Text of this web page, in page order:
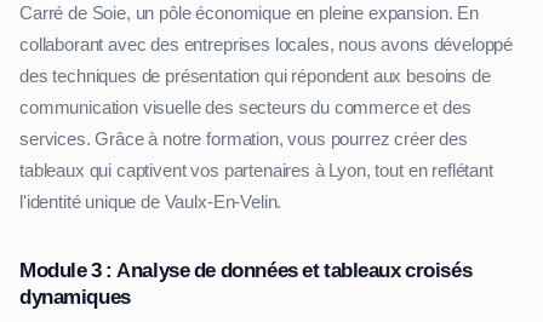
Carré de Soie, un pôle économique en pleine expansion. En
collaborant avec des entreprises locales, nous avons développé
des techniques de présentation qui répondent aux besoins de
communication visuelle des secteurs du commerce et des
services. Grâce à notre formation, vous pourrez créer des
tableaux qui captivent vos partenaires à Lyon, tout en reflétant
l'identité unique de Vaulx-En-Velin.
Module 3 : Analyse de données et tableaux croisés
dynamiques